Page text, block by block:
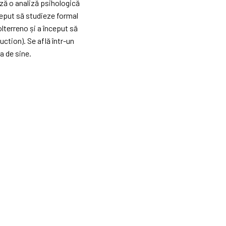
o analiză psihologică
să studieze formal
și a început să
Se află într-un
de sine.